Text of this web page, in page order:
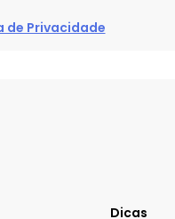
de Privacidade
Dicas